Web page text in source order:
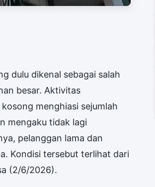
dulu dikenal sebagai salah
besar. Aktivitas
menghiasi sejumlah
mengaku tidak lagi
pelanggan lama dan
Kondisi tersebut terlihat dari
(2/6/2026).